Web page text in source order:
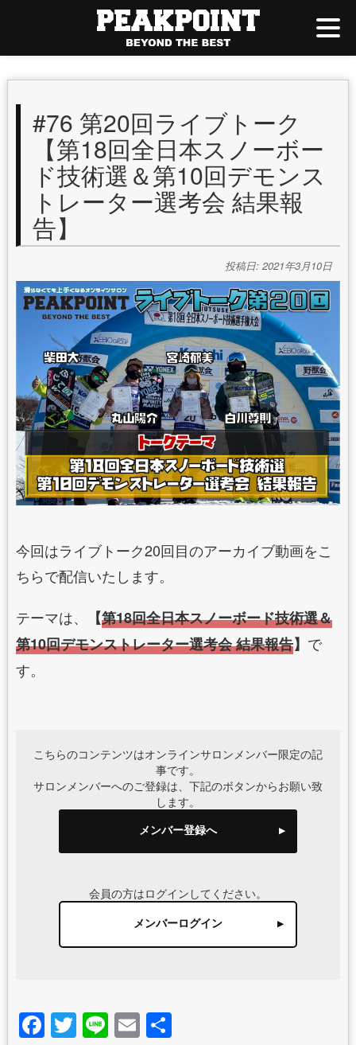
#76 第20回ライブトーク
【第18回全日本スノーボー
ド技術選＆第10回デモンス
トレーター選考会 結果報
告】
投稿日: 2021年3月10日
今回はライブトーク20回目のアーカイブ動画をこ
ちらで配信いたします。
テーマは、
【第18回全日本スノーボード技術選＆
第10回デモンストレーター選考会 結果報告】 で
す。
こちらのコンテンツはオンラインサロンメンバー限定の記
事です。
サロンメンバーへのご登録は、下記のボタンからお願い致
します。
メンバー登録へ
会員の方はログインしてください。
メンバーログイン
Facebook
Twitter
LineEmail
共